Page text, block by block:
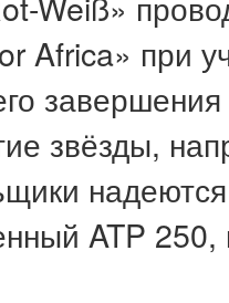
Africa» при
звёзды,
ATP